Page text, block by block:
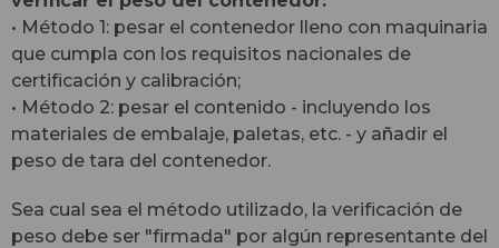
• Método 1: pesar el contenedor lleno con maquinaria
que cumpla con los requisitos nacionales de
certificación y calibración;
• Método 2: pesar el contenido - incluyendo los
materiales de embalaje, paletas, etc. - y añadir el
peso de tara del contenedor.
Sea cual sea el método utilizado, la verificación de
peso debe ser "firmada" por algún representante del